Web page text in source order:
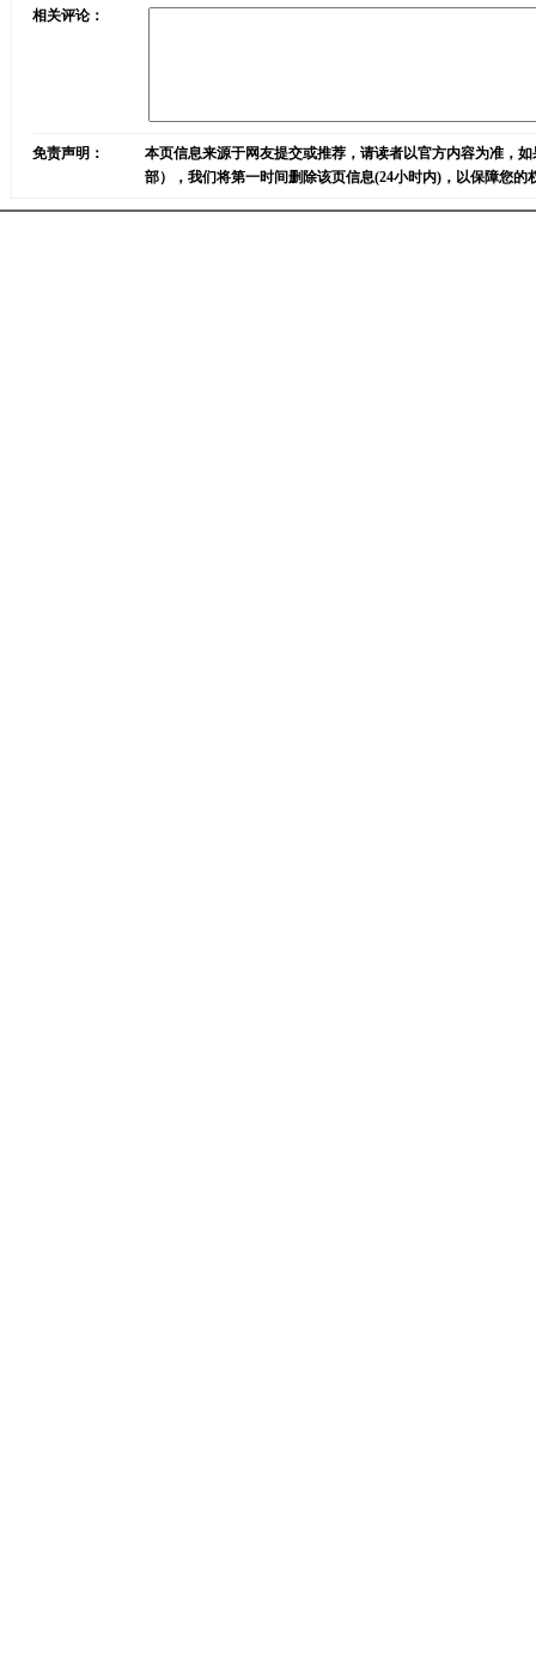
相关评论：
免责声明：
本页信息来源于网友提交或推荐，请读者以官方内容为准，
部），我们将第一时间删除该页信息(24小时内)，以保障您的